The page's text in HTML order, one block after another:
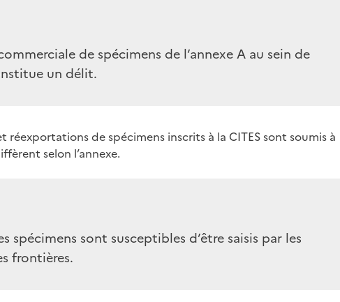
de spécimens de l’annexe A au sein de
un délit.
de spécimens inscrits à la CITES sont soumis à
selon l’annexe.
spécimens sont susceptibles d’être saisis par les
frontières.